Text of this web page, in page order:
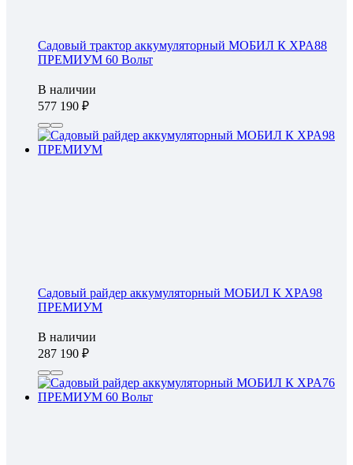
Садовый трактор аккумуляторный МОБИЛ К XPA88
ПРЕМИУМ 60 Вольт
В наличии
577 190
Садовый райдер аккумуляторный МОБИЛ К XPA98
ПРЕМИУМ
В наличии
287 190